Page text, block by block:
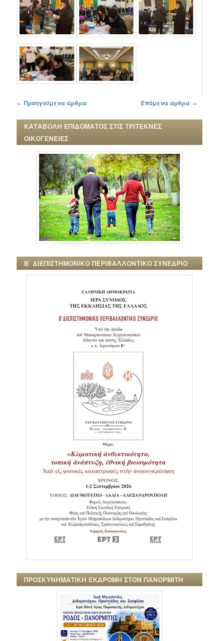
Πλοήγηση στα άρθρα
← Προηγούμενα άρθρα Επόμενα άρθρα →
ΚΑΤΑΒΟΛΗ ΕΠΙΔΟΜΑΤΟΣ ΣΤΙΣ ΤΡΙΤΕΚΝΕΣ
ΟΙΚΟΓΕΝΕΙΕΣ
Β΄ ΔΙΕΠΙΣΤΗΜΟΝΙΚΟ ΠΕΡΙΒΑΛΛΟΝΤΙΚΟ ΣΥΝΕΔΡΙΟ
ΠΡΟΣΚΥΝΗΜΑΤΙΚΗ ΕΚΔΡΟΜΗ ΣΤΟΝ ΠΑΝΟΡΜΙΤΗ